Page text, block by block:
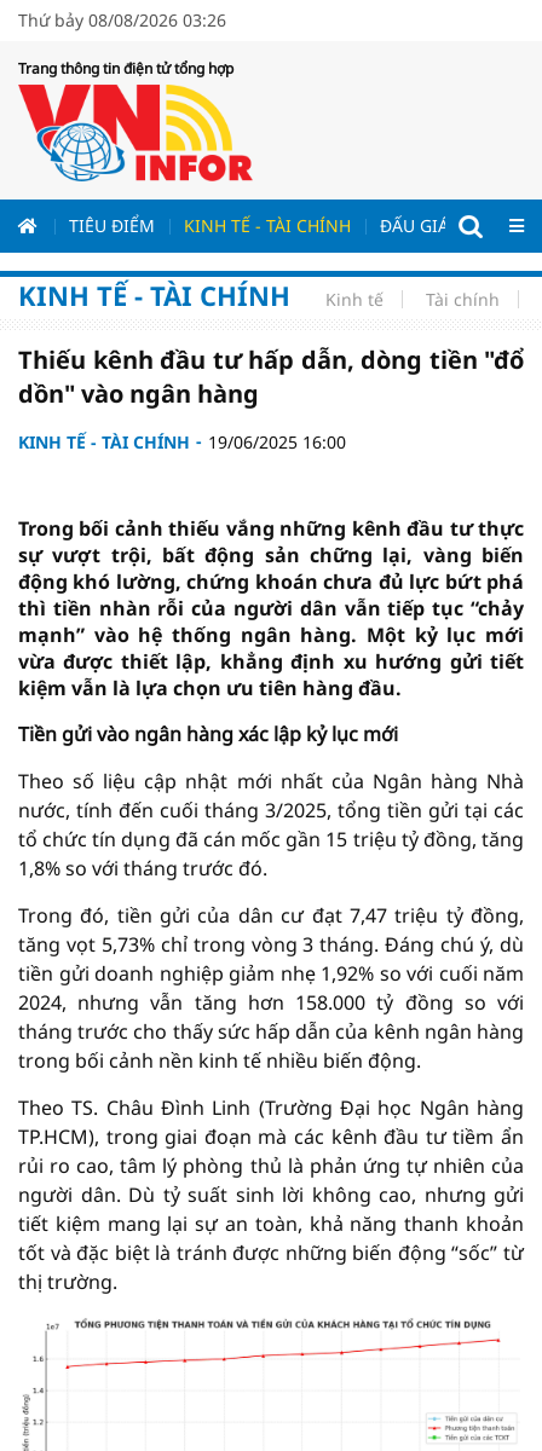
Thứ bảy 08/08/2026 03:26
Trang thông tin điện tử tổng hợp
TIÊU ĐIỂM KINH TẾ - TÀI CHÍNH ĐẤU GIÁ - ĐẤU
KINH TẾ - TÀI CHÍNH Kinh tế Tài chính
Thiếu kênh đầu tư hấp dẫn, dòng tiền "đổ
dồn" vào ngân hàng
KINH TẾ - TÀI CHÍNH 19/06/2025 16:00
Trong bối cảnh thiếu vắng những kênh đầu tư thực
sự vượt trội, bất động sản chững lại, vàng biến
động khó lường, chứng khoán chưa đủ lực bứt phá
thì tiền nhàn rỗi của người dân vẫn tiếp tục “chảy
mạnh” vào hệ thống ngân hàng. Một kỷ lục mới
vừa được thiết lập, khẳng định xu hướng gửi tiết
kiệm vẫn là lựa chọn ưu tiên hàng đầu.
Tiền gửi vào ngân hàng xác lập kỷ lục mới
Theo số liệu cập nhật mới nhất của Ngân hàng Nhà
nước, tính đến cuối tháng 3/2025, tổng tiền gửi tại các
tổ chức tín dụng đã cán mốc gần 15 triệu tỷ đồng, tăng
1,8% so với tháng trước đó.
Trong đó, tiền gửi của dân cư đạt 7,47 triệu tỷ đồng,
tăng vọt 5,73% chỉ trong vòng 3 tháng. Đáng chú ý, dù
tiền gửi doanh nghiệp giảm nhẹ 1,92% so với cuối năm
2024, nhưng vẫn tăng hơn 158.000 tỷ đồng so với
tháng trước cho thấy sức hấp dẫn của kênh ngân hàng
trong bối cảnh nền kinh tế nhiều biến động.
Theo TS. Châu Đình Linh (Trường Đại học Ngân hàng
TP.HCM), trong giai đoạn mà các kênh đầu tư tiềm ẩn
rủi ro cao, tâm lý phòng thủ là phản ứng tự nhiên của
người dân. Dù tỷ suất sinh lời không cao, nhưng gửi
tiết kiệm mang lại sự an toàn, khả năng thanh khoản
tốt và đặc biệt là tránh được những biến động “sốc” từ
thị trường.